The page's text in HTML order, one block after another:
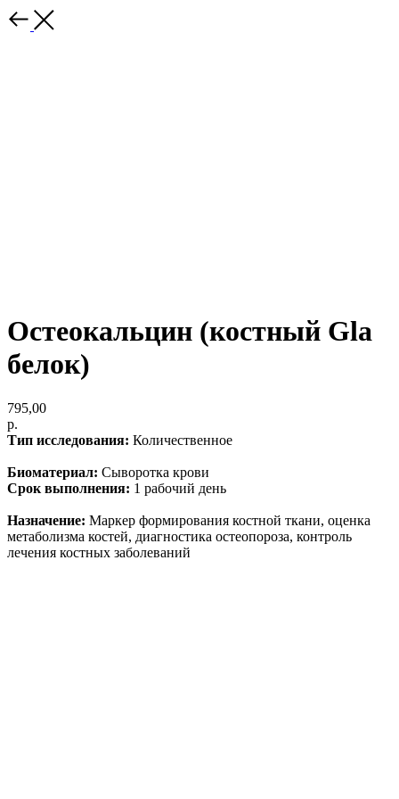
Остеокальцин (костный Gla
белок)
795,00
р.
Тип исследования: Количественное
Биоматериал: Сыворотка крови
Срок выполнения: 1 рабочий день
Назначение: Маркер формирования костной ткани, оценка
метаболизма костей, диагностика остеопороза, контроль
лечения костных заболеваний